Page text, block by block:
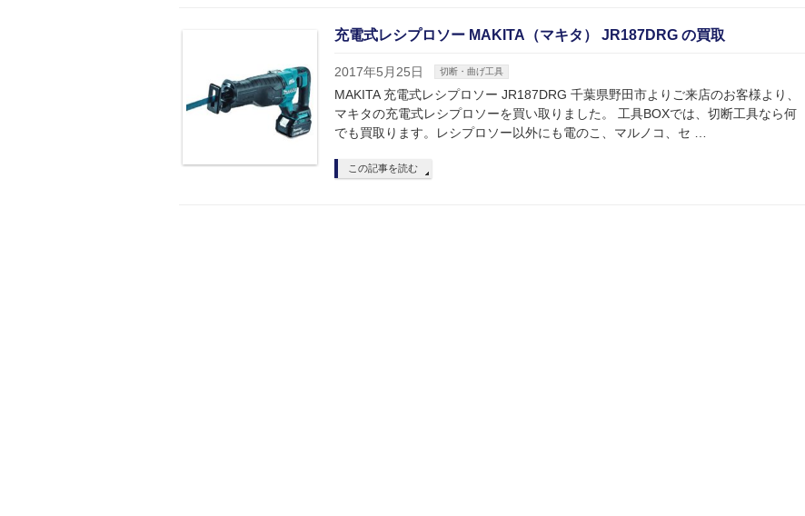
充電式レシプロソー MAKITA（マキタ） JR187DRG の買取
2017年5月25日 切断・曲げ工具
MAKITA 充電式レシプロソー JR187DRG 千葉県野田市よりご来店のお客様より、
マキタの充電式レシプロソーを買い取りました。 工具BOXでは、切断工具なら何
でも買取ります。レシプロソー以外にも電のこ、マルノコ、セ …
この記事を読む